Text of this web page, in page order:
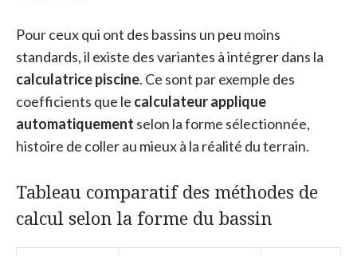
Pour ceux qui ont des bassins un peu moins
standards, il existe des variantes à intégrer dans la
calculatrice piscine. Ce sont par exemple des
coefficients que le calculateur applique
automatiquement selon la forme sélectionnée,
histoire de coller au mieux à la réalité du terrain.
Tableau comparatif des méthodes de
calcul selon la forme du bassin